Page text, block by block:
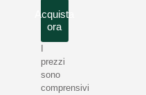
Acquista
ora
prezzi
sono
comprensivi